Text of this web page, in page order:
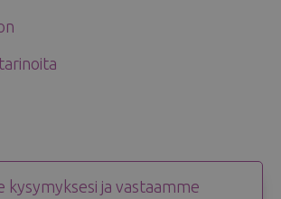
kysymyksesi ja vastaamme